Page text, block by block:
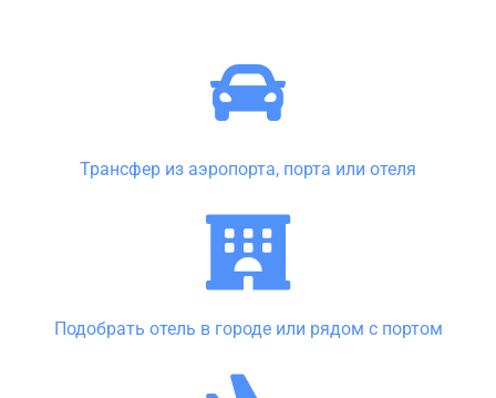
Трансфер из аэропорта, порта или отеля
Подобрать отель в городе или рядом с портом